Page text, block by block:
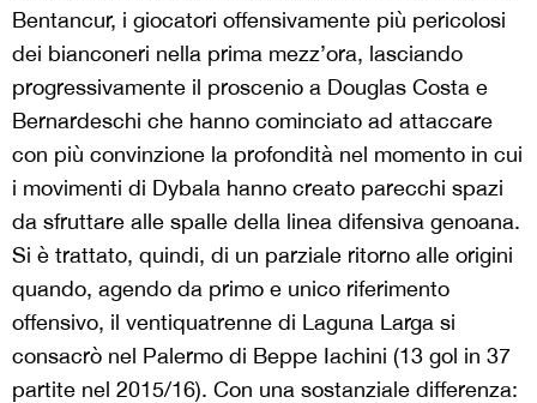
Bentancur, i giocatori offensivamente più pericolosi
dei bianconeri nella prima mezz’ora, lasciando
progressivamente il proscenio a Douglas Costa e
Bernardeschi che hanno cominciato ad attaccare
con più convinzione la profondità nel momento in cui
i movimenti di Dybala hanno creato parecchi spazi
da sfruttare alle spalle della linea difensiva genoana.
Si è trattato, quindi, di un parziale ritorno alle origini
quando, agendo da primo e unico riferimento
offensivo, il ventiquatrenne di Laguna Larga si
consacrò nel Palermo di Beppe Iachini (13 gol in 37
partite nel 2015/16). Con una sostanziale differenza: